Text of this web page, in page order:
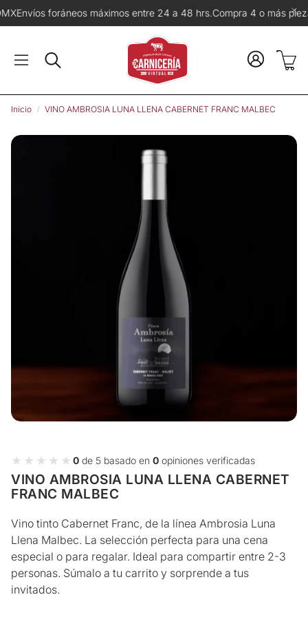
máximos entre 24 a 48 hrs.Compra 4 o más piezas del
Buscar
Inicio VINO AMBROSIA LUNA LLENA CABERNET FRANC MALBEC
★★★★★
★★★★★ 0 de 5 basado en 0 opiniones verificadas
VINO AMBROSIA LUNA LLENA CABERNET
FRANC MALBEC
Vino tinto Cabernet Franc, de la línea Ambrosia Luna
Llena Malbec. La selección perfecta para una cena
especial o para regalar. Ideal para compartir entre 2-3
personas. Súmalo a tu carrito y sorprende a tus
invitados.